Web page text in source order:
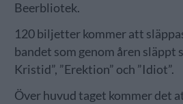
Beerbliotek.
120 biljetter kommer att
bandet som genom åren släppt
Kristid”, ”Erektion” och ”Idiot”.
Över huvud taget kommer det